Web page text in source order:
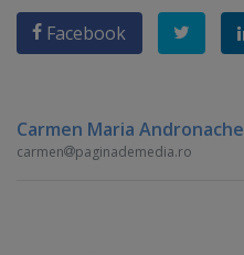
Facebook
Carmen Maria Andronache
carmen paginademedia.ro